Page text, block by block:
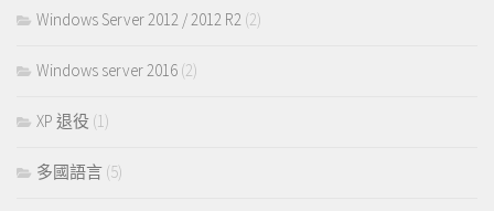
Windows Server 2012 / 2012 R2 (2)
Windows server 2016 (2)
XP 退役 (1)
多國語言 (5)